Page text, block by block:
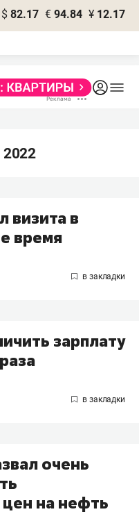
$ 82.17 € 94.84 ¥ 12.17
визита в
время
зарплату
очень
на нефть